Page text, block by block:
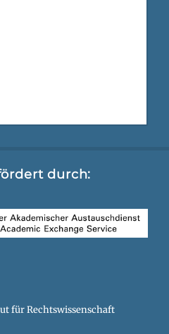
durch:
für Rechtswissenschaft